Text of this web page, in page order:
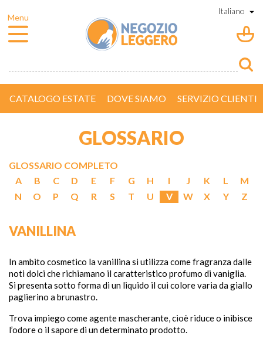
CATALOGO ESTATE DOVE SIAMO SERVIZIO CLIENTI
GLOSSARIO
GLOSSARIO COMPLETO
A
B C D E F G H I J K L
M
N
O P Q R S T U V W X Y Z
VANILLINA
In ambito cosmetico la vanillina si utilizza come fragranza dalle
noti dolci che richiamano il caratteristico profumo di vaniglia.
Si presenta sotto forma di un liquido il cui colore varia da giallo
paglierino a brunastro.
Trova impiego come agente mascherante, cioè riduce o inibisce
l’odore o il sapore di un determinato prodotto.